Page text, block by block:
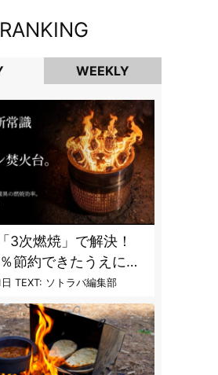
RANKING
WEEKLY
3次燃焼」で解決！
節約できたうえに炎
った焚火台
TEXT: ソトラバ編集部